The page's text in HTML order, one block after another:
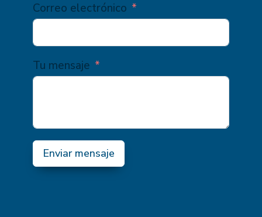
Correo electrónico
Tu mensaje
Enviar mensaje